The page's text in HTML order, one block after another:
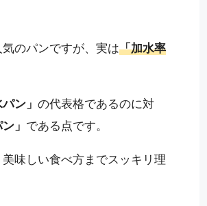
のパンですが、実は「加水率
ン」 の代表格であるのに対
」 である点です。
味しい食べ方までスッキリ理